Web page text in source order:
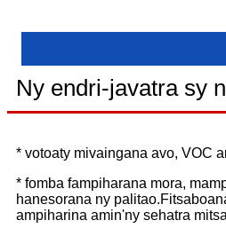
Ny endri-javatra sy
* votoaty mivaingana avo, VOC
* fomba fampiharana mora,
hanesorana ny
ampiharina amin'ny sehatra